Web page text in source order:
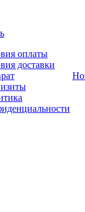
оплаты
доставки